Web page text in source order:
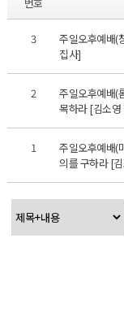
3
주일오후예배(
집사]
2
주일오후예배(
목하라 [김소영
1
주일오후예배(
의를 구하라 [